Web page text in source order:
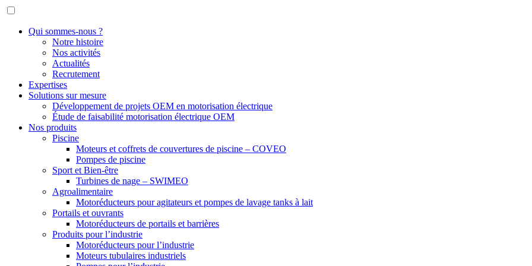
Qui sommes-nous ?
Notre histoire
Nos activités
Actualités
Recrutement
Expertises
Solutions sur mesure
Développement de projets OEM en motorisation électrique
Étude de faisabilité motorisation électrique OEM
Nos produits
Piscine
Moteurs et coffrets de couvertures de piscine – COVEO
Pompes de piscine
Sport et Bien-être
Turbines de nage – SWIMEO
Agroalimentaire
Motoréducteurs pour agitateurs et pompes de lavage tanks à lait
Portails et ouvrants
Motoréducteurs de portails et barrières
Produits pour l’industrie
Motoréducteurs pour l’industrie
Moteurs tubulaires industriels